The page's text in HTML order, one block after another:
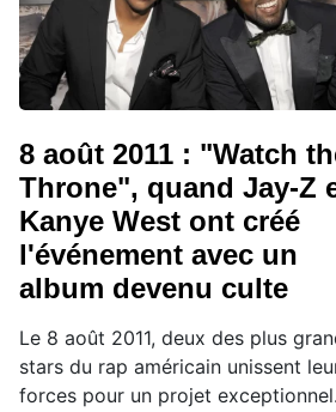
8 août 2011 : "Watch
Throne", quand Jay-Z
Kanye West ont créé
l'événement avec un
album devenu culte
Le 8 août 2011, deux des plus
stars du rap américain unissent
forces pour un projet exceptionnel.